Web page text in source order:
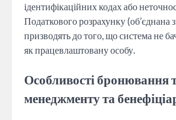
ідентифікаційних кодах або
Податкового розрахунку (об’єднана
призводять до того, що система не
як працевлаштовану особу.
Особливості бронювання
менеджменту та